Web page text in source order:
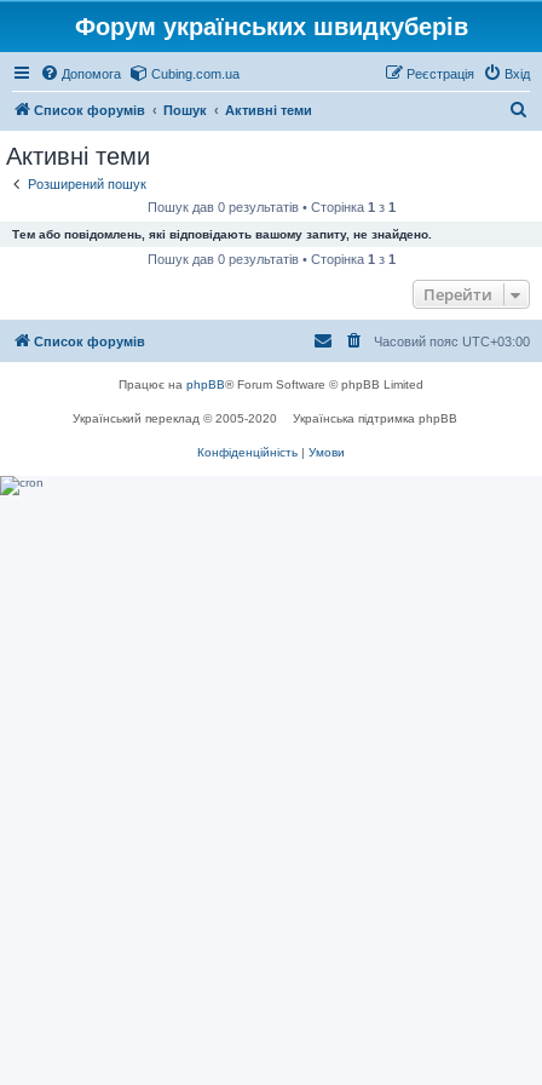
Форум українських швидкуберів
Допомога Cubing.com.ua Вхід
Реєстрація
Список форумів Пошук Активні теми
Активні теми
Розширений пошук
Пошук дав 0 результатів • Сторінка 1 з 1
Тем або повідомлень, які відповідають вашому запиту, не знайдено.
Пошук дав 0 результатів • Сторінка 1 з 1
Перейти
Список форумів Часовий пояс UTC+03:00
Працює на phpBB® Forum Software © phpBB Limited
Український переклад © 2005-2020 Українська підтримка phpBB
Конфіденційність | Умови